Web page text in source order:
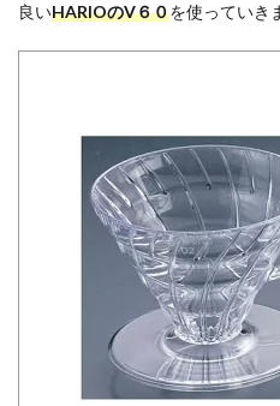
良いHARIOのV６０を使っていき